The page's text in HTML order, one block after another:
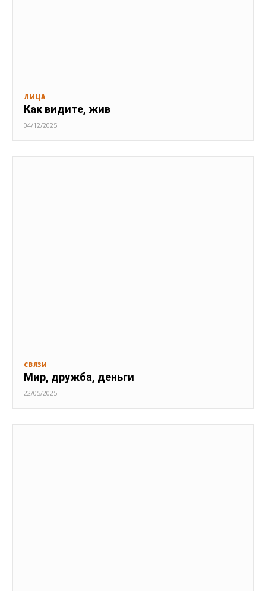
ЛИЦА
Как видите, жив
04/12/2025
СВЯЗИ
Мир, дружба, деньги
22/05/2025